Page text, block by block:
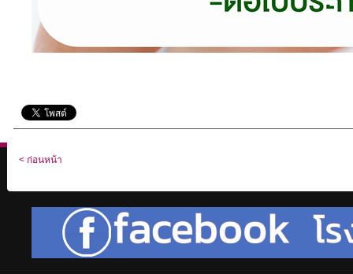
< ก่อนหน้า